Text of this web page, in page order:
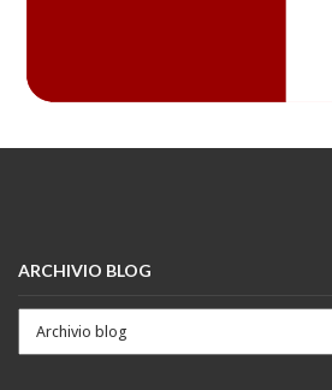
ARCHIVIO BLOG